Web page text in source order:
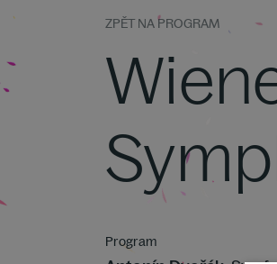
ZPĚT NA PROGRAM
Program